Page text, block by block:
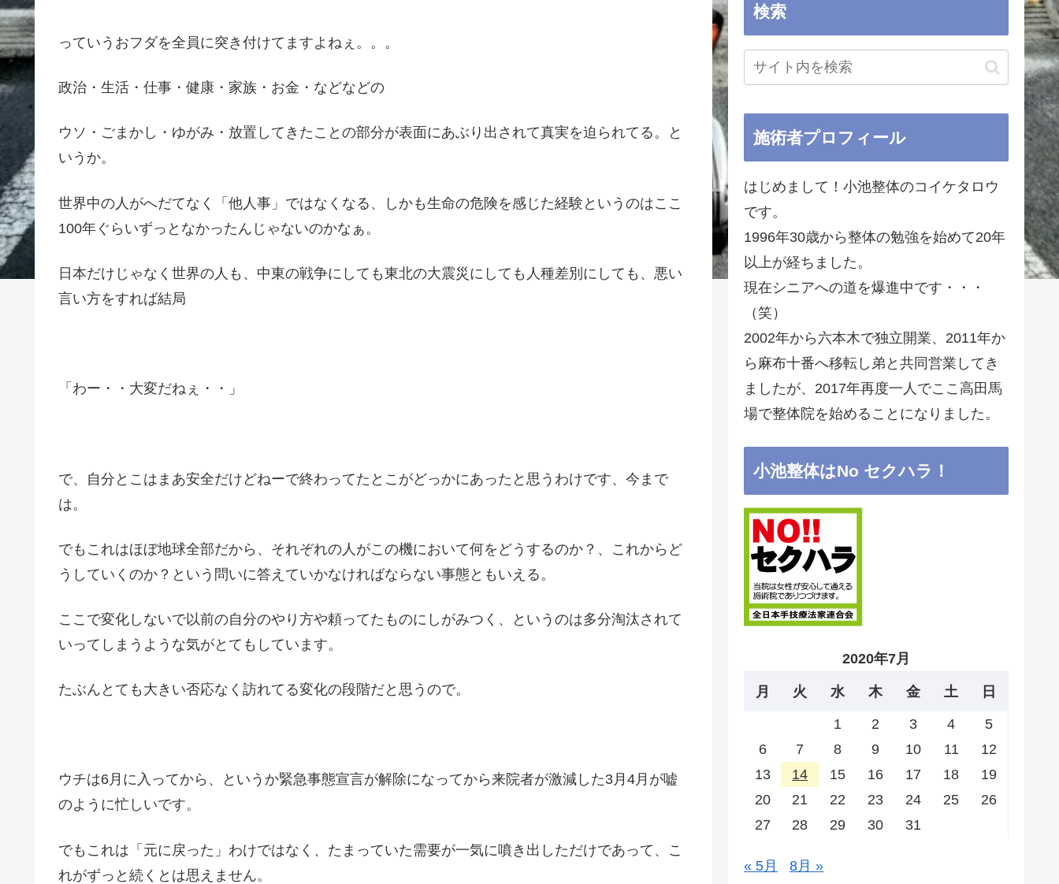
っていうおフダを全員に突き付けてますよねぇ。。。
政治・生活・仕事・健康・家族・お金・などなどの
ウソ・ごまかし・ゆがみ・放置してきたことの部分が表面にあぶり出されて真実を迫られてる。と
いうか。
世界中の人がへだてなく「他人事」ではなくなる、しかも生命の危険を感じた経験というのはここ
100年ぐらいずっとなかったんじゃないのかなぁ。
日本だけじゃなく世界の人も、中東の戦争にしても東北の大震災にしても人種差別にしても、悪い
言い方をすれば結局
「わー・・大変だねぇ・・」
で、自分とこはまあ安全だけどねーで終わってたとこがどっかにあったと思うわけです、今まで
は。
でもこれはほぼ地球全部だから、それぞれの人がこの機において何をどうするのか？、これからど
うしていくのか？という問いに答えていかなければならない事態ともいえる。
ここで変化しないで以前の自分のやり方や頼ってたものにしがみつく、というのは多分淘汰されて
いってしまうような気がとてもしています。
たぶんとても大きい否応なく訪れてる変化の段階だと思うので。
ウチは6月に入ってから、というか緊急事態宣言が解除になってから来院者が激減した3月4月が嘘
のように忙しいです。
でもこれは「元に戻った」わけではなく、たまっていた需要が一気に噴き出しただけであって、こ
れがずっと続くとは思えません。
検索
施術者プロフィール
はじめまして！小池整体のコイケタロウ
です。
1996年30歳から整体の勉強を始めて20年
以上が経ちました。
現在シニアへの道を爆進中です・・・
（笑）
2002年から六本木で独立開業、2011年か
ら麻布十番へ移転し弟と共同営業してき
ましたが、2017年再度一人でここ高田馬
場で整体院を始めることになりました。
小池整体はNo セクハラ！
2020年7月
月 火 水 木 金 土 日
1 2 3 4
5
6
7 8 9 10 11
12
13
14 15 16 17 18
19
20
21 22 23 24 25
26
27
28 29 30 31
« 5月 8月 »